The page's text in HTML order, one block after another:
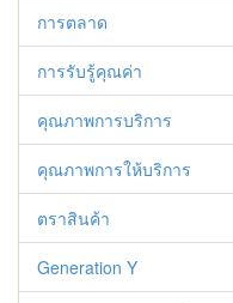
การตลาด
การรับรู้คุณค่า
คุณภาพการบริการ
คุณภาพการให้บริการ
ตราสินค้า
Generation Y